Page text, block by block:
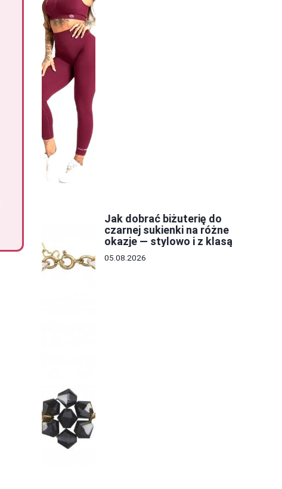
Jak dobrać biżuterię do
czarnej sukienki na różne
okazje — stylowo i z klasą
05.08.2026